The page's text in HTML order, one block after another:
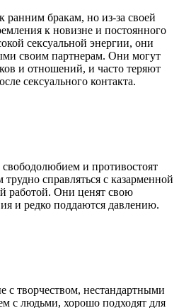
бракам, но из-за своей
к новизне и постоянного
сексуальной энергии, они
своим партнерам. Они могут
и отношений, и часто теряют
сексуального контакта.
и противостоят
справляться с казарменной
работой. Они ценят свою
и редко поддаются давлению.
с творчеством, нестандартными
с людьми, хорошо подходят для